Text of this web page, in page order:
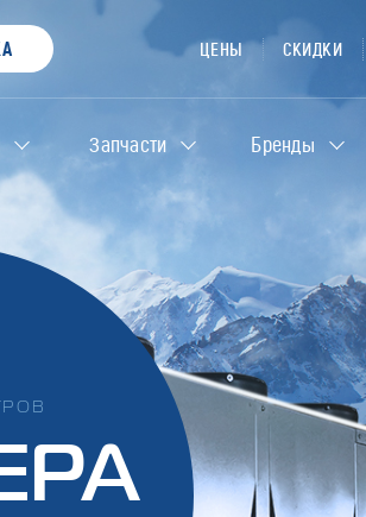
ЦЕНЫ СКИДКИ
Запчасти Бренды